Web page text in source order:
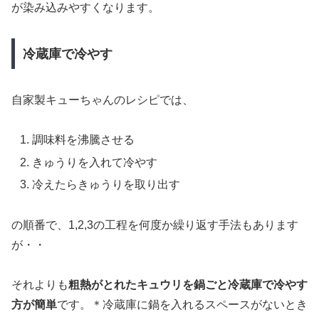
が染み込みやすくなります。
冷蔵庫で冷やす
自家製キューちゃんのレシピでは、
調味料を沸騰させる
きゅうりを入れて冷やす
冷えたらきゅうりを取り出す
の順番で、1,2,3の工程を何度か繰り返す手法もあります
が・・
それよりも粗熱がとれたキュウリを鍋ごと冷蔵庫で冷やす
方が簡単です。＊冷蔵庫に鍋を入れるスペースがないとき